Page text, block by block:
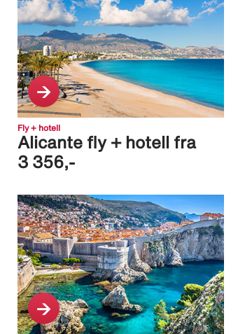
Fly + hotell
Alicante fly + hotell fra
3 356,-